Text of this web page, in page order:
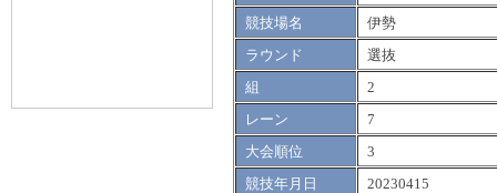
競技場名
伊勢
ラウンド
選抜
組
2
レーン
7
大会順位
3
競技年月日
20230415